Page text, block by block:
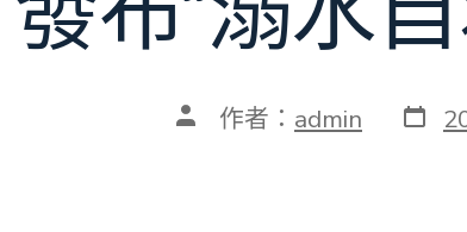
文 作者： admin 發
表